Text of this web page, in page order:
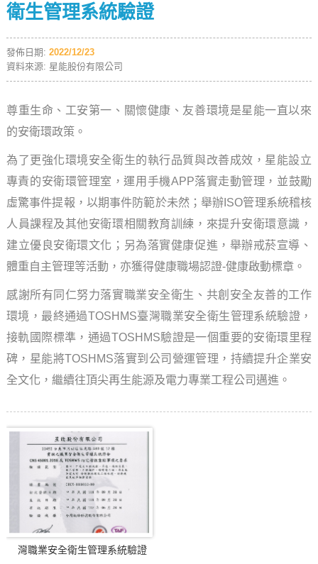
衛生管理系統驗證
發佈日期: 2022/12/23
資料來源: 星能股份有限公司
尊重生命、工安第一、關懷健康、友善環境是星能一直以來
的安衛環政策。
為了更強化環境安全衛生的執行品質與改善成效，星能設立
專責的安衛環管理室，運用手機APP落實走動管理，並鼓勵
虛驚事件提報，以期事件防範於未然；舉辦ISO管理系統稽核
人員課程及其他安衛環相關教育訓練，來提升安衛環意識，
建立優良安衛環文化；另為落實健康促進，舉辦戒菸宣導、
體重自主管理等活動，亦獲得健康職場認證-健康啟動標章。
感謝所有同仁努力落實職業安全衛生、共創安全友善的工作
環境，最終通過TOSHMS臺灣職業安全衛生管理系統驗證，
接軌國際標準，通過TOSHMS驗證是一個重要的安衛環里程
碑，星能將TOSHMS落實到公司營運管理，持續提升企業安
全文化，繼續往頂尖再生能源及電力專業工程公司邁進。
灣職業安全衛生管理系統驗證